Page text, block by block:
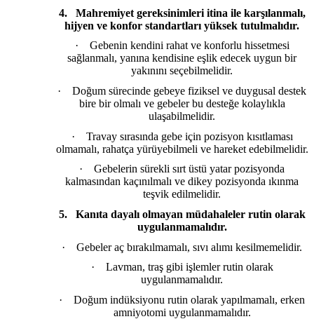
4.
Mahremiyet gereksinimleri itina ile karşılanmalı,
hijyen ve konfor standartları yüksek tutulmalıdır.
·
Gebenin kendini rahat ve konforlu hissetmesi
sağlanmalı, yanına kendisine eşlik edecek uygun bir
yakınını seçebilmelidir.
·
Doğum sürecinde gebeye fiziksel ve duygusal destek
bire bir olmalı ve gebeler bu desteğe kolaylıkla
ulaşabilmelidir.
·
Travay sırasında gebe için pozisyon kısıtlaması
olmamalı, rahatça yürüyebilmeli ve hareket edebilmelidir.
·
Gebelerin sürekli sırt üstü yatar pozisyonda
kalmasından kaçınılmalı ve dikey pozisyonda ıkınma
teşvik edilmelidir.
5.
Kanıta dayalı olmayan müdahaleler rutin olarak
uygulanmamalıdır.
·
Gebeler aç bırakılmamalı, sıvı alımı kesilmemelidir.
·
Lavman, traş gibi işlemler rutin olarak
uygulanmamalıdır.
·
Doğum indüksiyonu rutin olarak yapılmamalı, erken
amniyotomi uygulanmamalıdır.